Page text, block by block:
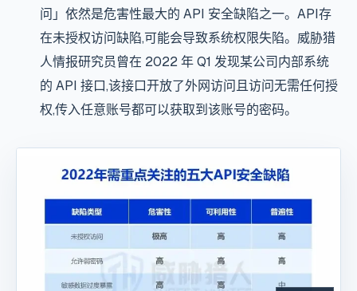
问」依然是危害性最大的 API 安全缺陷之一。API存
在未授权访问缺陷,可能会导致系统权限失陷。威胁猎
人情报研究员曾在 2022 年 Q1 发现某公司内部系统
的 API 接口,该接口开放了外网访问且访问无需任何授
权,传入任意账号都可以获取到该账号的密码。